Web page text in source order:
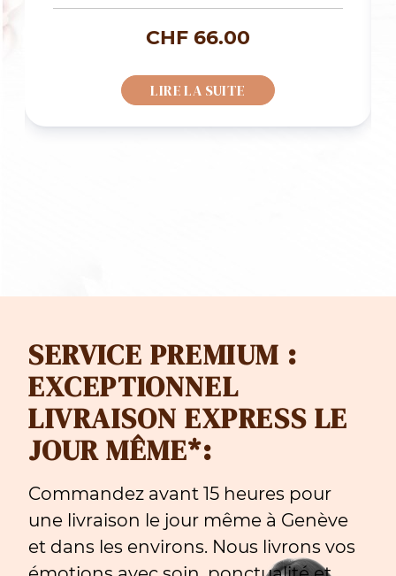
85.00
CHF 66.00
LIRE LA SUITE
SERVICE PREMIUM :
EXCEPTIONNEL
LIVRAISON EXPRESS LE
JOUR MÊME*:
Commandez avant 15 heures pour
une livraison le jour même à Genève
et dans les environs. Nous livrons vos